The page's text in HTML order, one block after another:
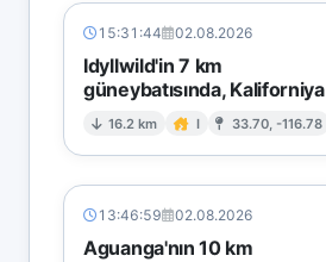
15:31:44 02.08.2026
Idyllwild'in 7 km
güneybatısında, Kaliforniya
16.2 km I 33.70, -116.78
13:46:59 02.08.2026
Aguanga'nın 10 km